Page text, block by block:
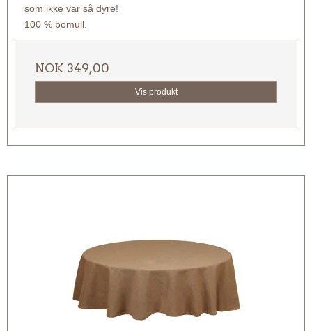
som ikke var så dyre!
100 % bomull.
NOK 349,00
Vis produkt